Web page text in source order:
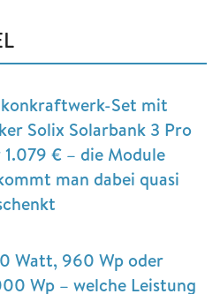
Set mit
Solix Solarbank 3 Pro
€ – die Module
man dabei quasi
Watt, 960 Wp oder
Wp – welche Leistung